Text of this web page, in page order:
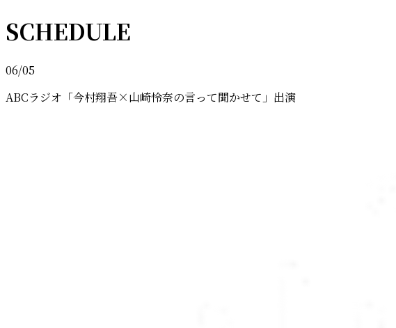
SCHEDULE
06/05
ABCラジオ「今村翔吾×山崎怜奈の言って聞かせて」出演